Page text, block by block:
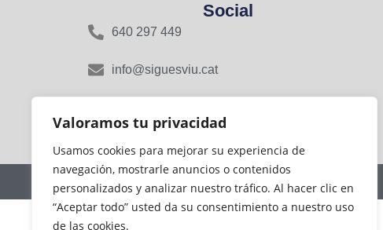
Valoramos tu privacidad
Usamos cookies para mejorar su experiencia de
navegación, mostrarle anuncios o contenidos
personalizados y analizar nuestro tráfico. Al hacer clic en
“Aceptar todo” usted da su consentimiento a nuestro uso
de las cookies.
Social
640 297 449
info@siguesviu.cat
Geltrú, Barcelona